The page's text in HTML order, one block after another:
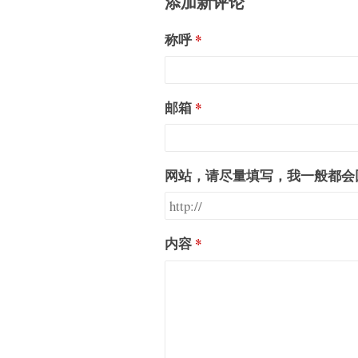
称呼
邮箱
网站，请尽量填写，我一般都
内容